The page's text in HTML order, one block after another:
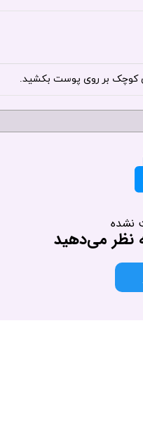
کوچک بر روی پوست بکشید.
نشده
نظر می‌دهید